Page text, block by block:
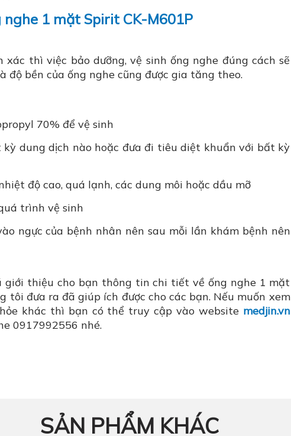
1 mặt Spirit CK-M601P
thì việc bảo dưỡng, vệ sinh ống nghe đúng cách sẽ
bền của ống nghe cũng được gia tăng theo.
70% để vệ sinh
kỳ dung dịch nào hoặc đưa đi tiêu diệt khuẩn với bất kỳ
độ cao, quá lạnh, các dung môi hoặc dầu mỡ
trình vệ sinh
ngực của bệnh nhân nên sau mỗi lần khám bệnh nên
thiệu cho bạn thông tin chi tiết về ống nghe 1 mặt
tôi đưa ra đã giúp ích được cho các bạn. Nếu muốn xem
khác thì bạn có thể truy cập vào website medjin.vn
0917992556 nhé.
SẢN PHẨM KHÁC